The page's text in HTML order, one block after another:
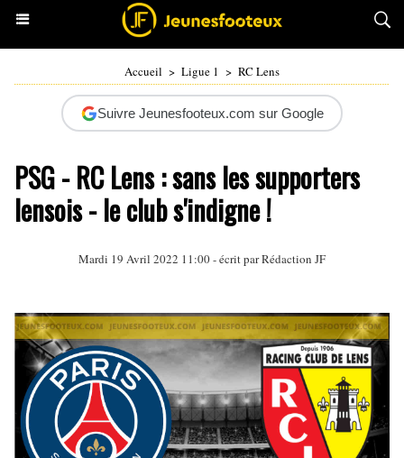
Accueil > Ligue 1 > RC Lens
Suivre Jeunesfooteux.com sur Google
PSG - RC Lens : sans les supporters
lensois - le club s'indigne !
Mardi 19 Avril 2022 11:00 - écrit par Rédaction JF